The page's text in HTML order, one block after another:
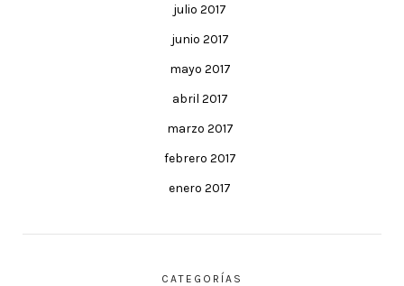
julio 2017
junio 2017
mayo 2017
abril 2017
marzo 2017
febrero 2017
enero 2017
CATEGORÍAS